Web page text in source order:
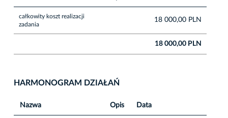
całkowity koszt realizacji
zadania
18 000,00 PLN
18 000,00 PLN
HARMONOGRAM DZIAŁAŃ
Nazwa Opis Data